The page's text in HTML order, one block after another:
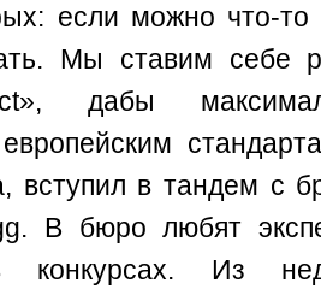
если можно что-
Мы ставим себе
дабы
вступил в тандем с
В бюро любят
конкурсах. Из